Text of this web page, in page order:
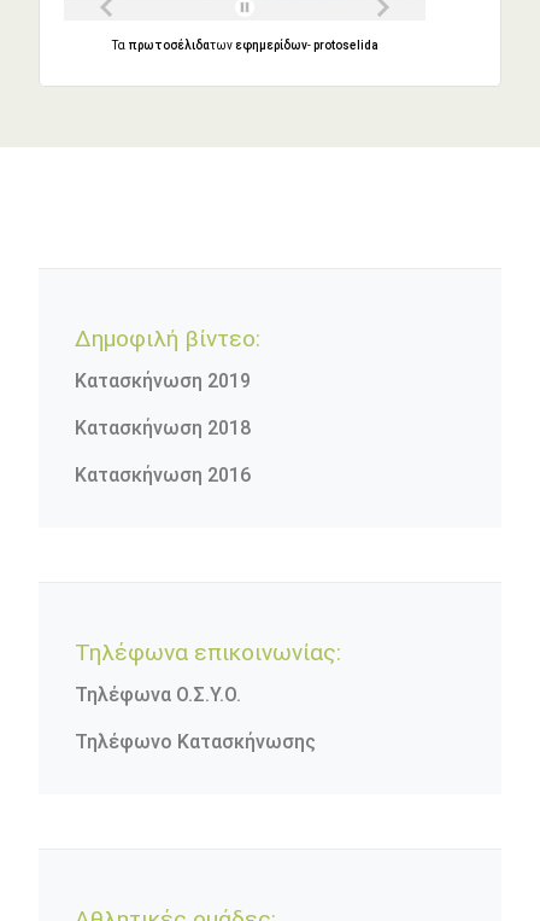
Τα πρωτοσέλιδατων εφημερίδων-protoselida
Δημοφιλή βίντεο:
Κατασκήνωση 2019
Κατασκήνωση 2018
Κατασκήνωση 2016
Τηλέφωνα επικοινωνίας:
Τηλέφωνα Ο.Σ.Υ.Ο.
Τηλέφωνο Κατασκήνωσης